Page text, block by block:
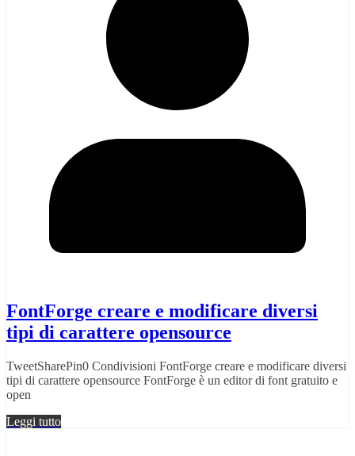
FontForge creare e modificare diversi
tipi di carattere opensource
TweetSharePin0 Condivisioni FontForge creare e modificare diversi
tipi di carattere opensource FontForge è un editor di font gratuito e
open
Leggi tutto